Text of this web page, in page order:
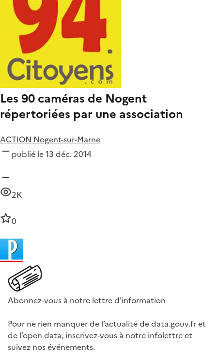
Les 90 caméras de Nogent
répertoriées par une association
ACTION Nogent-sur-Marne
publié le 13 déc. 2014
2K
0
Abonnez-vous à notre lettre d'information
Pour ne rien manquer de l’actualité de data.gouv.fr et
de l’open data, inscrivez-vous à notre infolettre et
suivez nos événements.